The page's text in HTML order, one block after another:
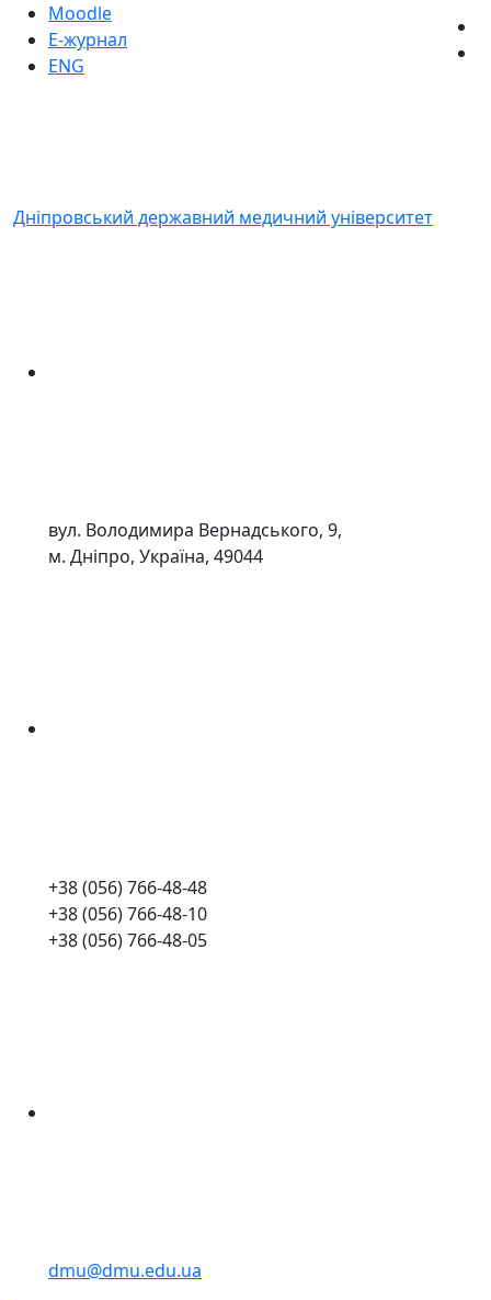
Moodle
Е-журнал
ENG
Дніпровський державний медичний університет
вул. Володимира Вернадського, 9,
м. Дніпро, Україна, 49044
+38 (056) 766-48-48
+38 (056) 766-48-10
+38 (056) 766-48-05
dmu@dmu.edu.ua